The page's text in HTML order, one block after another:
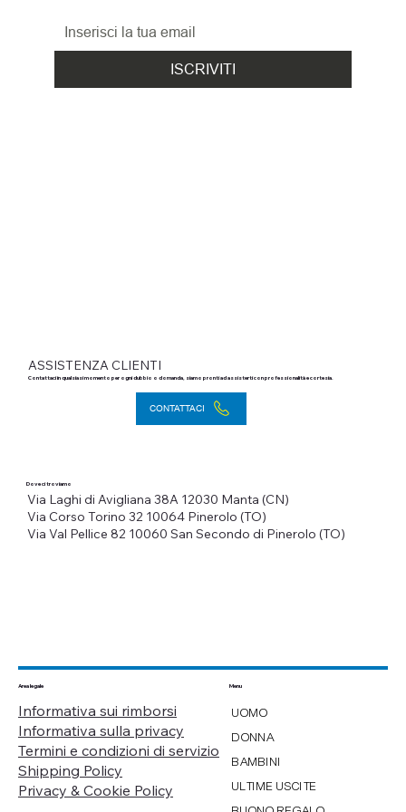
ISCRIVITI
Contattaci in qualsiasi momento per ogni dubbio o domanda, siamo pronti ad assisterti con professionalità e cortesia.
CONTATTACI
ASSISTENZA CLIENTI
Dove ci troviamo
Via Laghi di Avigliana 38A 12030 Manta (CN)
Via Val Pellice 82 10060 San Secondo di Pinerolo (TO)
Via Corso Torino 32 10064 Pinerolo (TO)
Area legale
Informativa sui rimborsi
Informativa sulla privacy
Termini e condizioni di servizio
Shipping Policy
Privacy & Cookie Policy
Menu
UOMO
DONNA
BAMBINI
ULTIME USCITE